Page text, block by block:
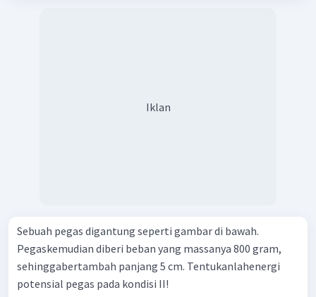
Iklan
Sebuah pegas digantung seperti gambar di bawah.
Pegaskemudian diberi beban yang massanya 800 gram,
sehinggabertambah panjang 5 cm. Tentukanlahenergi
potensial pegas pada kondisi II!